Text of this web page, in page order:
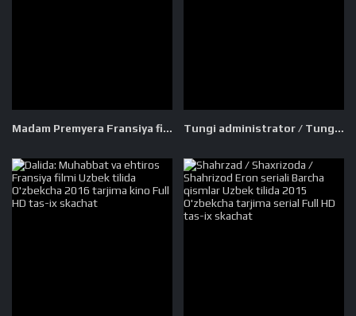
Madam Premyera Fransiya filmi Uzbek tilida O'zbekcha 2016 tarjima kino Full HD tas-ix skachat Tungi administrator / Tungi navbatchi / Kechgi menejer AQSh seriali Barcha qismlar Uzbek tilida 2016 O'zbekcha tarjima Full HD skachat